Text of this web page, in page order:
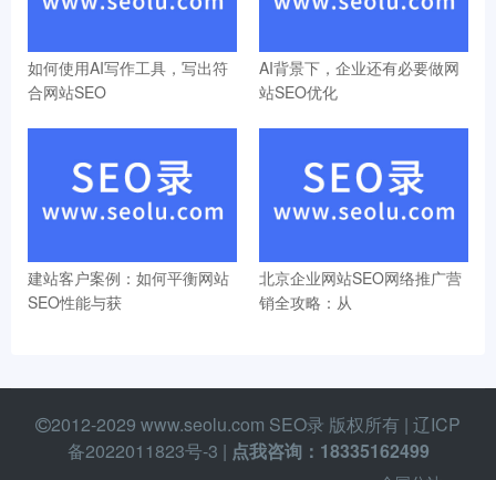
如何使用AI写作工具，写出符
合网站SEO
AI背景下，企业还有必要做网
站SEO优化
建站客户案例：如何平衡网站
SEO性能与获
北京企业网站SEO网络推广营
销全攻略：从
2012-2029 www.seolu.com SEO录 版权所有 | 辽ICP
备2022011823号-3 | 点我咨询：18335162499